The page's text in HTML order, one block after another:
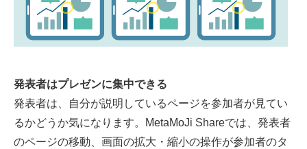
発表者はプレゼンに集中できる
発表者は、自分が説明しているページを参加者が見てい
るかどうか気になります。MetaMoJi Shareでは、発表者
のページの移動、画面の拡大・縮小の操作が参加者のタ